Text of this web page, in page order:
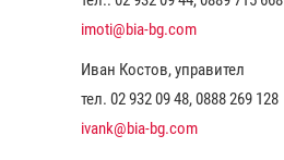
imoti@bia-bg.com
Иван Костов, управител
тел. 02 932 09 48, 0888 269 128
ivank@bia-bg.com